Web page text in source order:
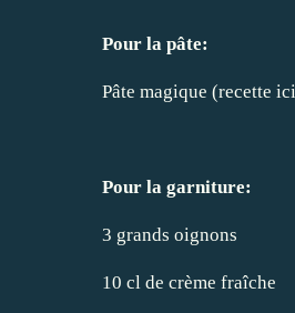
Pour la pâte:
Pâte magique (recette ici
Pour la garniture:
3 grands oignons
10 cl de crème fraîche